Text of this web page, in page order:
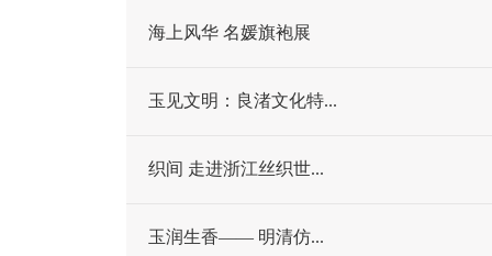
海上风华 名媛旗袍展
玉见文明：良渚文化特...
织间 走进浙江丝织世...
玉润生香—— 明清仿...